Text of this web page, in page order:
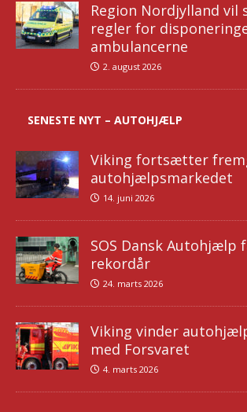
Region Nordjylland vil
regler for
ambulancerne
2. august 2026
SENESTE NYT – AUTOHJÆLP
Viking fortsætter
autohjælpsmarkedet
14. juni 2026
SOS Dansk Autohjælp
rekordår
24. marts 2026
Viking vinder
med Forsvaret
4. marts 2026